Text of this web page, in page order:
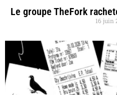
Le groupe TheFork
16 juin